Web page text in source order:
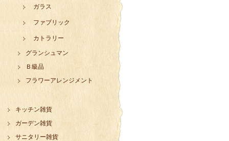
ガラス
ファブリック
カトラリー
グランシュマン
Ｂ級品
フラワーアレンジメント
キッチン雑貨
ガーデン雑貨
サニタリー雑貨